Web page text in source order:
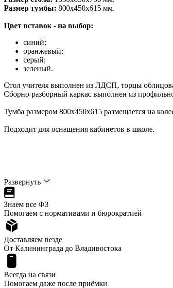
Размер тумбы: 800х450х615 мм.
Цвет вставок - на выбор:
синий;
оранжевый;
серый;
зеленый.
Стол учителя выполнен из ЛДСП, торцы
Сборно-разборный каркас выполнен из
Тумба размером 800х450х615 размещается на
Подходит для оснащения кабинетов в школе.
Развернуть
Знаем все ФЗ
Помогаем с нормативами и бюрократией
Доставляем везде
От Калининграда до Владивостока
Всегда на связи
Помогаем даже после приёмки